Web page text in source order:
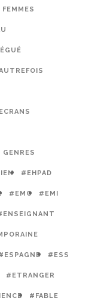
#EHPAD
#EMC #EMI
#ESS
#ETRANGER
#FABLE